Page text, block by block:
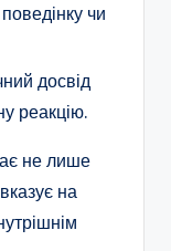
чи
досвід
реакцію.
не лише
на